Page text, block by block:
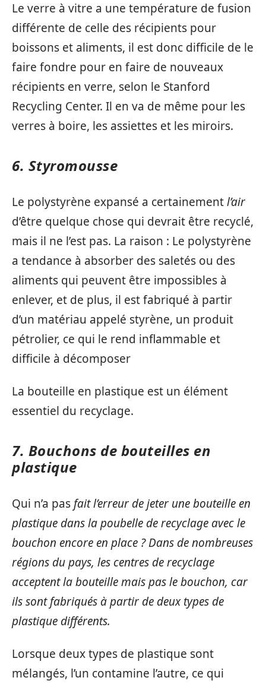
Le verre à vitre a une température de fusion
différente de celle des récipients pour
boissons et aliments, il est donc difficile de le
faire fondre pour en faire de nouveaux
récipients en verre, selon le Stanford
Recycling Center. Il en va de même pour les
verres à boire, les assiettes et les miroirs.
6. Styromousse
Le polystyrène expansé a certainementl’air
d’être quelque chose qui devrait être recyclé,
mais il ne l’est pas. La raison : Le polystyrène
a tendance à absorber des saletés ou des
aliments qui peuvent être impossibles à
enlever, et de plus, il est fabriqué à partir
d’un matériau appelé styrène, un produit
pétrolier, ce qui le rend inflammable et
difficile à décomposer
La bouteille en plastique est un élément
essentiel du recyclage.
7. Bouchons de bouteilles en
plastique
Qui n’a pas fait l’erreur de jeter une bouteille en
plastique dans la poubelle de recyclage avec le
bouchon encore en place ? Dans de nombreuses
régions du pays, les centres de recyclage
acceptent la bouteille mais pas le bouchon, car
ils sont fabriqués à partir de deux types de
plastique différents.
Lorsque deux types de plastique sont
mélangés, l’un contamine l’autre, ce qui